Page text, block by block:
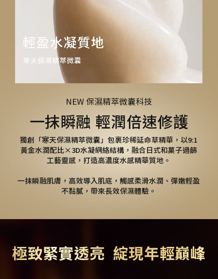
NEW 保濕精萃微囊科技
一抹瞬融 輕潤倍速修護
獨創「寒天保濕精萃微囊」包裹珍稀延命草精華，以9:1
黃金水潤配比×3D水凝網絡結構，融合日式和菓子過篩
工藝靈感，打造高濃度水感精華質地。
一抹瞬融肌膚，高效導入肌底，觸感柔滑水潤、彈嫩輕盈
不黏膩，帶來長效保濕體驗。
極致緊實透亮 綻現年輕巔峰